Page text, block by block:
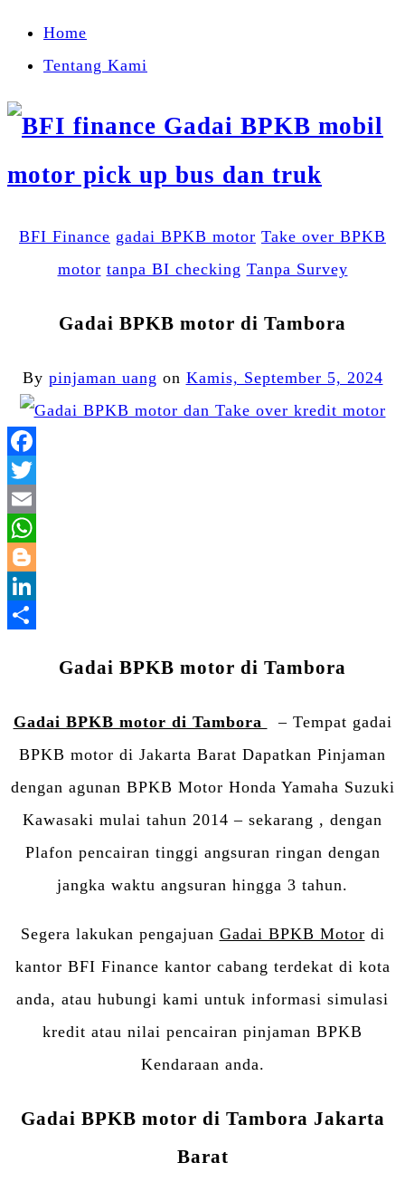
Home
Tentang Kami
BFI Finance gadai BPKB motor Take over BPKB
motor tanpa BI checking Tanpa Survey
Gadai BPKB motor di Tambora
By pinjaman uang on Kamis, September 5, 2024
Gadai BPKB motor di Tambora
Gadai BPKB motor di Tambora
– Tempat gadai
BPKB motor di Jakarta Barat Dapatkan Pinjaman
dengan agunan BPKB Motor Honda Yamaha Suzuki
Kawasaki mulai tahun 2014 – sekarang , dengan
Plafon pencairan tinggi angsuran ringan dengan
jangka waktu angsuran hingga 3 tahun.
Segera lakukan pengajuan Gadai BPKB Motor di
kantor BFI Finance kantor cabang terdekat di kota
anda, atau hubungi kami untuk informasi simulasi
kredit atau nilai pencairan pinjaman BPKB
Kendaraan anda.
Gadai BPKB motor di Tambora Jakarta
Barat